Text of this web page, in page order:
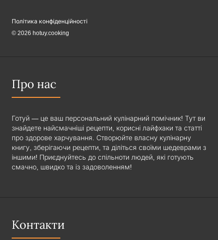
Політика конфіденційності
© 2026 hotuy.cooking
Про нас
Готуй — це ваш персональний кулінарний помічник! Тут ви
знайдете найсмачніші рецепти, корисні лайфхаки та статті
про здорове харчування. Створюйте власну кулінарну
книгу, зберігаючи рецепти, та діліться своїми шедеврами з
іншими! Приєднуйтесь до спільноти людей, які готують
смачно, швидко та із задоволенням!
Контакти